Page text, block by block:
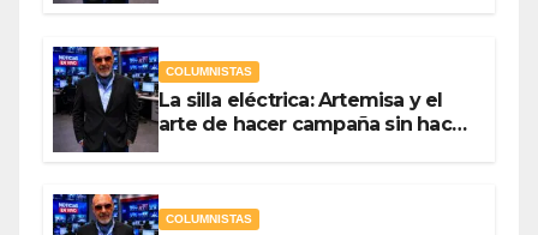
COLUMNISTAS
La silla eléctrica: Artemisa y el
arte de hacer campaña sin hacer
COLUMNISTAS